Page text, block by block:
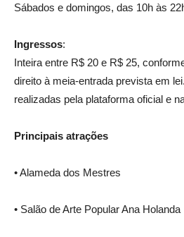
Sábados e domingos, das 10h às
Ingressos:
Inteira entre R$ 20 e R$ 25,
direito à meia-entrada prevista em
realizadas pela plataforma oficial e
Principais atrações
• Alameda dos Mestres
• Salão de Arte Popular Ana Holanda